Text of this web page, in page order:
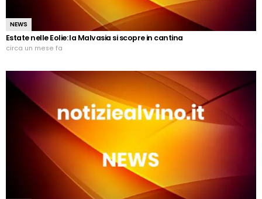
NEWS
Estate nelle Eolie: la Malvasia si scopre in cantina
circa un mese fa